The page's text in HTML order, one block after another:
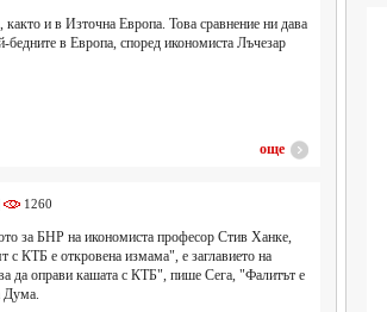
и в Източна Европа. Това сравнение ни дава
бедните в Европа, според икономиста Лъчезар
още
1260
за БНР на икономиста професор Стив Ханке,
с КТБ е откровена измама", е заглавието на
да оправи кашата с КТБ", пише Сега, "Фалитът е
Дума.